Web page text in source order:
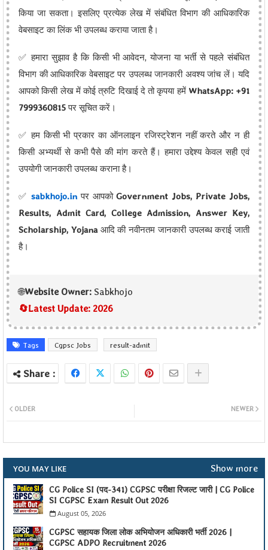
किया जा सकता। इसलिए प्रत्येक लेख में संबंधित विभाग की आधिकारिक
वेबसाइट का लिंक भी उपलब्ध कराया जाता है।
✅ हमारा सुझाव है कि किसी भी आवेदन, योजना या भर्ती से पहले संबंधित
विभाग की आधिकारिक वेबसाइट पर उपलब्ध जानकारी अवश्य जांच लें। यदि
आपको किसी लेख में कोई त्रुटि दिखाई दे तो कृपया हमें WhatsApp: +91
7999360815पर सूचित करें।
✅ हम किसी भी प्रकार का ऑनलाइन रजिस्ट्रेशन नहीं करते और न ही
किसी अभ्यर्थी से कभी पैसे की मांग करते हैं। हमारा उद्देश्य केवल सही एवं
उपयोगी जानकारी उपलब्ध कराना है।
✅ sabkhojo.inपर आपकोGovernment Jobs, Private Jobs,
Results, Admit Card, College Admission, Answer Key,
Scholarship, Yojanaआदि की नवीनतम जानकारी उपलब्ध कराई जाती
है।
🌐Website Owner: Sabkhojo
🔄Latest Update: 2026
Tags Cgpsc Jobs result-admit
NEWER
OLDER
YOU MAY LIKE Show more
CG Police SI (पद-341) CGPSC परीक्षा रिजल्ट जारी | CG Police
SI CGPSC Exam Result Out 2026
August 05, 2026
CGPSC सहायक जिला लोक अभियोजन अधिकारी भर्ती 2026 |
CGPSC ADPO Recruitment 2026